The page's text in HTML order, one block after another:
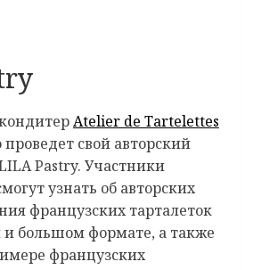
Atelier de Tartelettes
свой авторский
Pastry. Участники
узнать об авторских
французских тарталеток
и большом формате, а также
французских